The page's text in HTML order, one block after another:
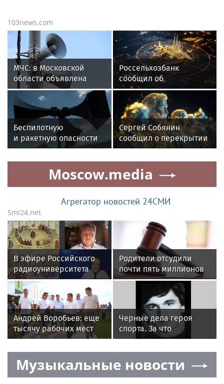
103news.com
МЧС: в Московской
области объявлена
ракетная опасность
Россельхозбанк
сообщил об
увеличении продаж
арбузов среди русских
Беспилотную
и ракетную опасности
объявили
в Подмосковье
Сергей Собянин
сообщил о перекрытии
дорог в Москве 8 и 9
августа
Moscow.media
Агрегатор новостей 24СМИ
Smi24.net
В эфире Российского
радиоуниверситета
вышла программа о
духовном возрождении
Руси в годы Смутного
времени
Родители отсудили
почти пять миллионов
рублей у детсада в
Новой Москве
Андрей Воробьев: еще
тысячу рабочих мест
создадут в АПК
году
Черные дела героя
спорта. За что
расстреляли звезду
Музыкальные новости